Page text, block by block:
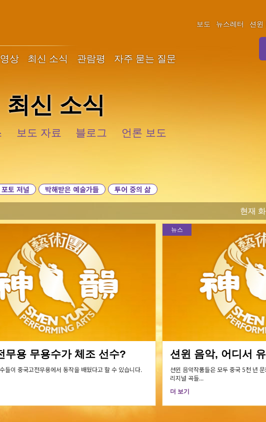
상 최신 소식 관람평 자주 묻는 질문
보도 뉴스레터 션윈
최신 소식
보도 자료 블로그 언론 보도
포토 저널 박해받은 예술가들 투어 중의 삶
현재
무용 무용수가 체조 선수?
들이 중국고전무용에서 동작을 배웠다고 할 수 있습니다.
뉴스
션윈 음악, 어디서
션윈 음악작품들은 모두 중국 5천 년
리지널 곡들...
더 보기